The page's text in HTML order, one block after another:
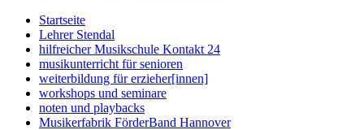
Startseite
Lehrer Stendal
hilfreicher Musikschule Kontakt 24
musikunterricht für senioren
weiterbildung für erzieher[innen]
workshops und seminare
noten und playbacks
Musikerfabrik FörderBand Hannover